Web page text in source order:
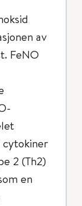
av
FeNO
cytokiner
2 (Th2)
en